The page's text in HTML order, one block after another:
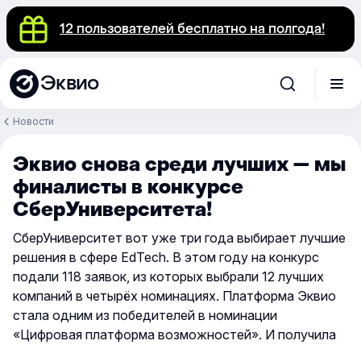
12 пользователей бесплатно на полгода!
Эквио
Новости
Эквио снова среди лучших — мы
финалисты в конкурсе
СберУниверситета!
СберУниверситет вот уже три года выбирает лучшие
решения в сфере EdTech. В этом году на конкурс
подали 118 заявок, из которых выбрали 12 лучших
компаний в четырёх номинациях. Платформа Эквио
стала одним из победителей в номинации
«Цифровая платформа возможностей». И получила